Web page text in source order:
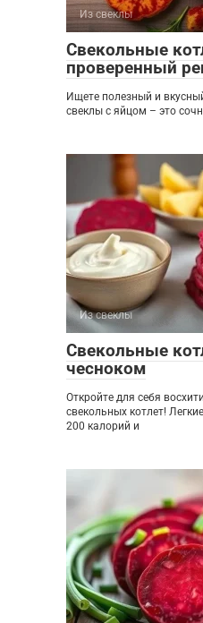
Из свеклы
Свекольные
проверенный
Ищете полезный и
свеклы с яйцом – это
Из свеклы
Свекольные
чесноком
Откройте для себя
свекольных котлет!
200 калорий и